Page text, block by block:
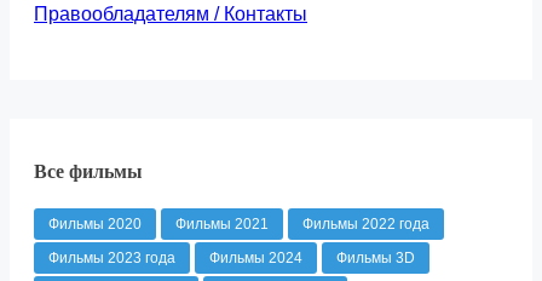
Правообладателям / Контакты
Все фильмы
Фильмы 2020 Фильмы 2021
Фильмы 2022 года
Фильмы 2023 года
Фильмы 2024
Фильмы 3D